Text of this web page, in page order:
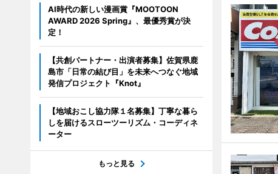
AI時代の新しい漫画賞『MOOTOON
AWARD 2026 Spring』、最優秀賞が決
定！
【共創パートナー・出演者募集】佐賀県鹿
島市「日常の結び目」を未来へつなぐ地域
発信プロジェクト『Knot』
【地域おこし協力隊１名募集】丁寧な暮ら
しを届けるスローツーリズム・コーディネ
ーター
もっと見る